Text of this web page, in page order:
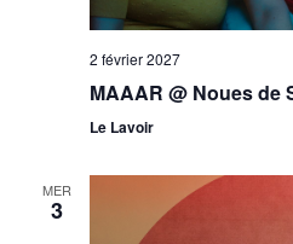
2 février 2027
MAAAR @ Noues de
Le Lavoir
MER
3